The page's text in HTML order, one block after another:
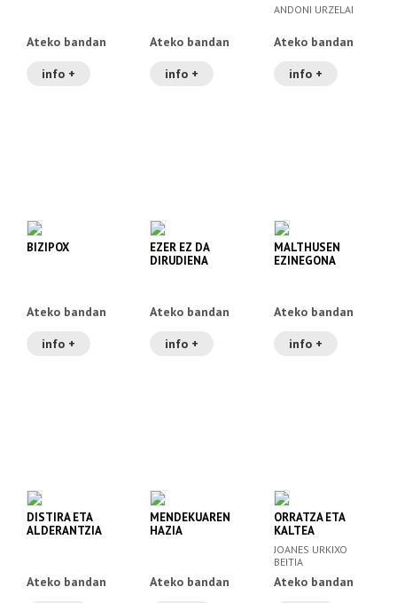
Ateko bandan
info +
Ateko bandan
info +
ANDONI URZELAI
Ateko bandan
info +
BIZIPOX
Ateko bandan
info +
EZER EZ DA
DIRUDIENA
Ateko bandan
info +
MALTHUSEN
EZINEGONA
Ateko bandan
info +
DISTIRA ETA
ALDERANTZIA
Ateko bandan
MENDEKUAREN
HAZIA
Ateko bandan
ORRATZA ETA
KALTEA
JOANES URKIXO
BEITIA
Ateko bandan